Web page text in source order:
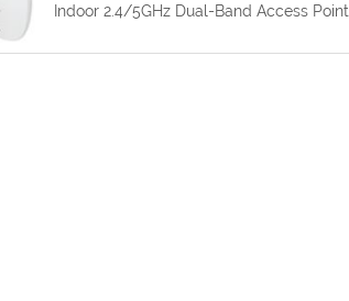
Indoor 2.4/5GHz Dual-Band Access Point